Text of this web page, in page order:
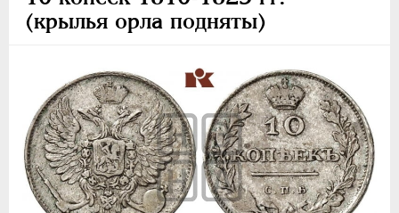
(крылья орла подняты)